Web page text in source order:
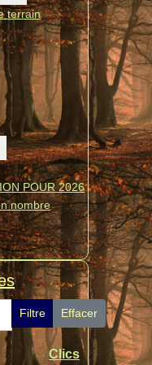
terrain
POUR 2026
nombre
Filtre Effacer
Clics